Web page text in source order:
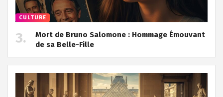
CULTURE
Mort de Bruno Salomone : Hommage Émouvant
de sa Belle-Fille